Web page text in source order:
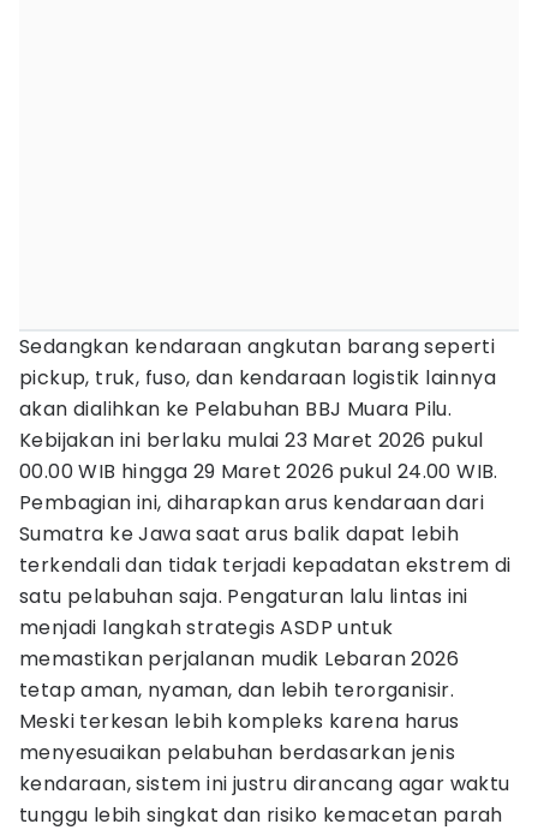
Sedangkan kendaraan angkutan barang seperti
pickup, truk, fuso, dan kendaraan logistik lainnya
akan dialihkan ke Pelabuhan BBJ Muara Pilu.
Kebijakan ini berlaku mulai 23 Maret 2026 pukul
00.00 WIB hingga 29 Maret 2026 pukul 24.00 WIB.
Pembagian ini, diharapkan arus kendaraan dari
Sumatra ke Jawa saat arus balik dapat lebih
terkendali dan tidak terjadi kepadatan ekstrem di
satu pelabuhan saja. Pengaturan lalu lintas ini
menjadi langkah strategis ASDP untuk
memastikan perjalanan mudik Lebaran 2026
tetap aman, nyaman, dan lebih terorganisir.
Meski terkesan lebih kompleks karena harus
menyesuaikan pelabuhan berdasarkan jenis
kendaraan, sistem ini justru dirancang agar waktu
tunggu lebih singkat dan risiko kemacetan parah